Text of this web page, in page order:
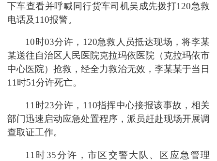
下车查看并呼喊同行货车司机吴成先拨打120急救
电话及110报警。
10时03分许，120急救人员抵达现场，将李某
某送往自治区人民医院克拉玛依医院（克拉玛依市
中心医院）抢救，经全力救治无效，李某某于当日
11时51分许死亡。
11时23分许，110指挥中心接报该事故，相关
部门迅速启动应急处置程序，派员赶赴现场开展调
查取证工作。
11时35分许，市区交警大队、区应急管理